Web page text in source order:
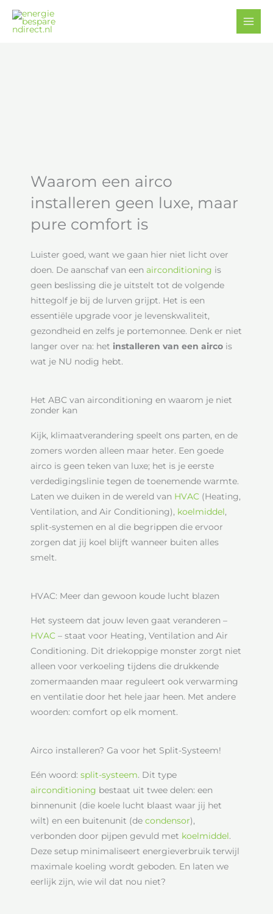
naar
Waarom een airco
installeren geen luxe, maar
pure comfort is
Luister goed, want we gaan hier niet licht over
doen. De aanschaf van een airconditioning is
geen beslissing die je uitstelt tot de volgende
hittegolf je bij de lurven grijpt. Het is een
essentiële upgrade voor je levenskwaliteit,
gezondheid en zelfs je portemonnee. Denk er niet
langer over na: het installeren van een airco is
wat je NU nodig hebt.
Het ABC van airconditioning en waarom je niet
zonder kan
Kijk, klimaatverandering speelt ons parten, en de
zomers worden alleen maar heter. Een goede
airco is geen teken van luxe; het is je eerste
verdedigingslinie tegen de toenemende warmte.
Laten we duiken in de wereld van HVAC (Heating,
Ventilation, and Air Conditioning), koelmiddel,
split-systemen en al die begrippen die ervoor
zorgen dat jij koel blijft wanneer buiten alles
smelt.
HVAC: Meer dan gewoon koude lucht blazen
Het systeem dat jouw leven gaat veranderen –
HVAC – staat voor Heating, Ventilation and Air
Conditioning. Dit driekoppige monster zorgt niet
alleen voor verkoeling tijdens die drukkende
zomermaanden maar reguleert ook verwarming
en ventilatie door het hele jaar heen. Met andere
woorden: comfort op elk moment.
Airco installeren? Ga voor het Split-Systeem!
Eén woord: split-systeem. Dit type
airconditioning bestaat uit twee delen: een
binnenunit (die koele lucht blaast waar jij het
wilt) en een buitenunit (de condensor),
verbonden door pijpen gevuld met koelmiddel.
Deze setup minimaliseert energieverbruik terwijl
maximale koeling wordt geboden. En laten we
eerlijk zijn, wie wil dat nou niet?